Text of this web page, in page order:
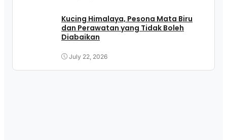
Kucing Himalaya, Pesona Mata Biru
dan Perawatan yang Tidak Boleh
Diabaikan
July 22, 2026